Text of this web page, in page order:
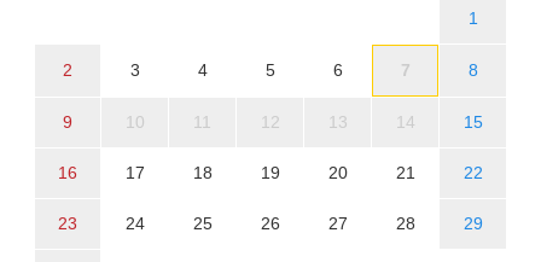
1
2 3 4 5 6 7 8
9 10 11 12 13 14 15
16 17 18 19 20 21 22
23 24 25 26 27 28 29